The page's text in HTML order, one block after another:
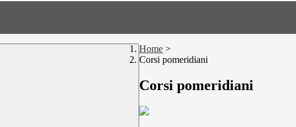
Home >
Corsi pomeridiani
Corsi pomeridiani